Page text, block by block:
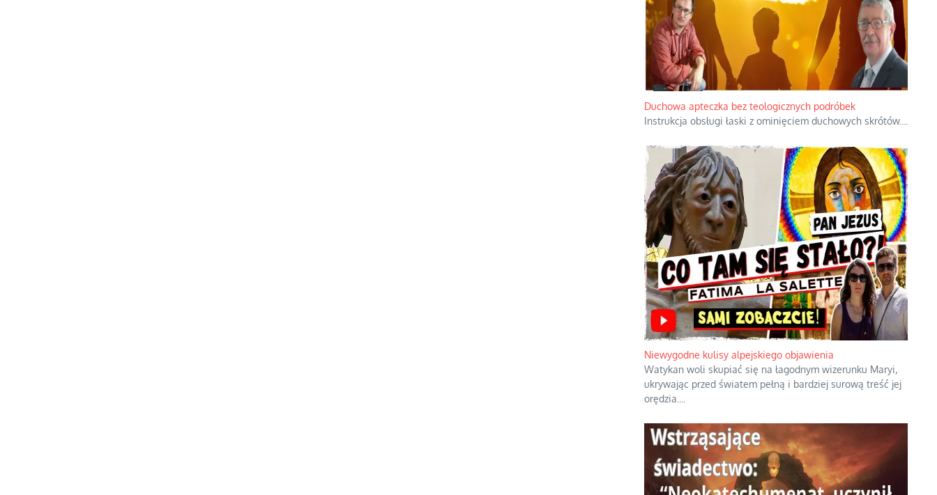
Duchowa apteczka bez teologicznych podróbek
Instrukcja obsługi łaski z ominięciem duchowych skrótów.
Niewygodne kulisy alpejskiego objawienia
Watykan woli skupiać się na łagodnym wizerunku Maryi,
ukrywając przed światem pełną i bardziej surową treść jej
orędzia.